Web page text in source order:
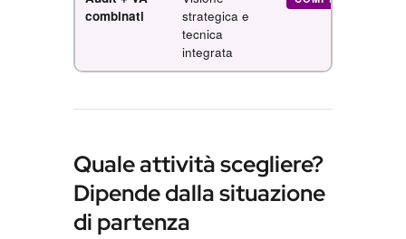
combinati
strategica e
tecnica
integrata
Quale attività scegliere?
Dipende dalla situazione
di partenza